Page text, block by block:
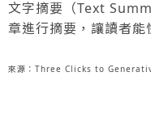
文字摘要（Text
章進行摘要，讓讀者能
來源：Three Clicks to